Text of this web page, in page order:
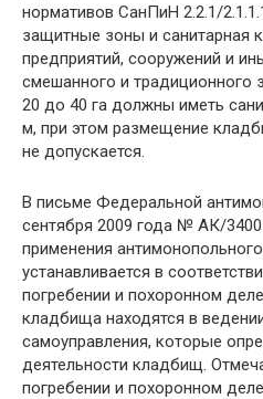
нормативов СанПиН 2.2.1/
защитные зоны и санитарная
предприятий, сооружений и
смешанного и
20 до 40 га должны иметь
м, при этом размещение
не допускается.
В письме Федеральной
сентября 2009 года № АК/
применения
устанавливается в
погребении и похоронном
кладбища находятся в
самоуправления, которые
деятельности кладбищ.
погребении и похоронном